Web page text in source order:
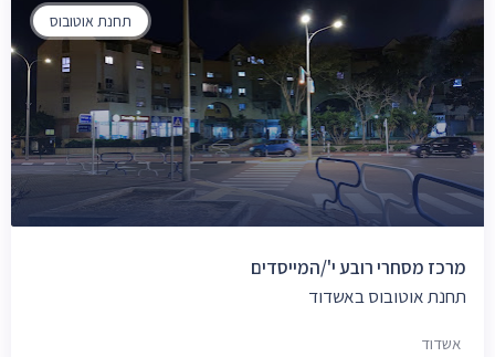
תחנת אוטובוס
מרכז מסחרי רובע י'/המייסדים
תחנת אוטובוס באשדוד
אשדוד